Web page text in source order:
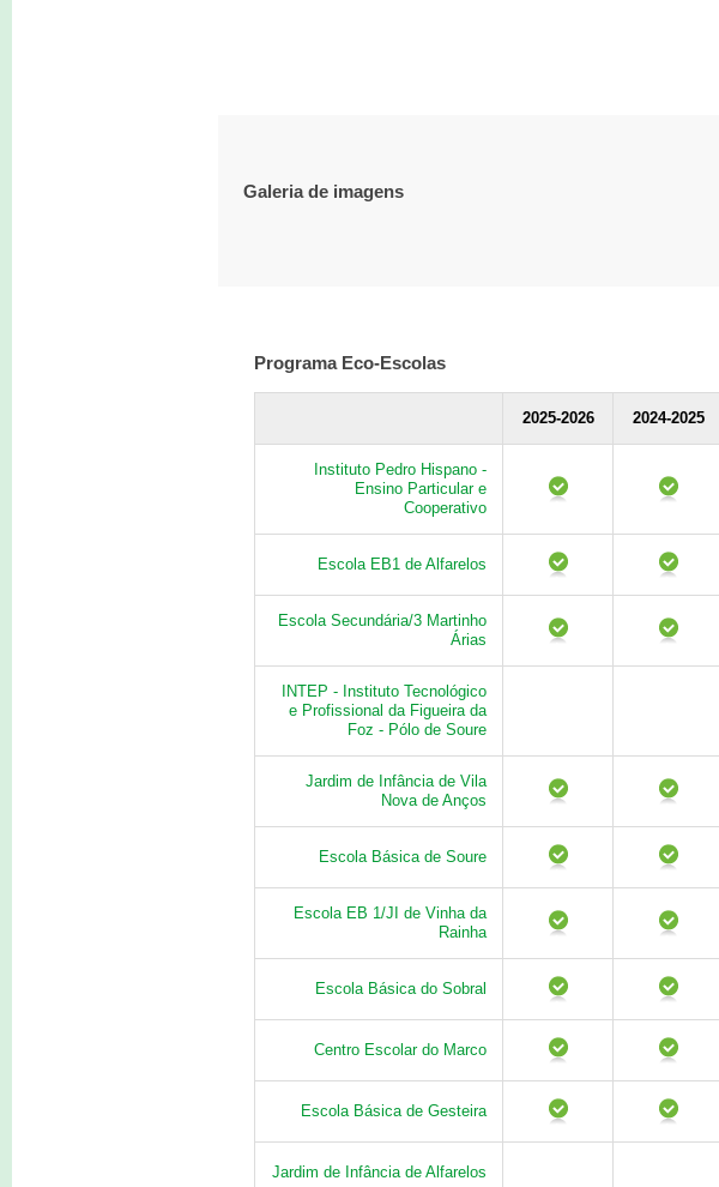
Galeria de imagens
Programa Eco-Escolas
2025-2026 2024-2025
Instituto Pedro Hispano -
Ensino Particular e
Cooperativo
Escola EB1 de Alfarelos
Escola Secundária/3 Martinho
Árias
INTEP - Instituto Tecnológico
e Profissional da Figueira da
Foz - Pólo de Soure
Jardim de Infância de Vila
Nova de Anços
Escola Básica de Soure
Escola EB 1/JI de Vinha da
Rainha
Escola Básica do Sobral
Centro Escolar do Marco
Escola Básica de Gesteira
Jardim de Infância de Alfarelos